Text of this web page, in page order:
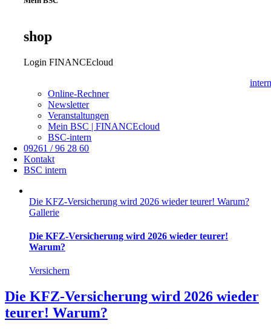
shop
Login FINANCEcloud
intern
Online-Rechner
Newsletter
Veranstaltungen
Mein BSC | FINANCEcloud
BSC-intern
09261 / 96 28 60
Kontakt
BSC intern
Die KFZ-Versicherung wird 2026 wieder teurer! Warum?
Gallerie
Die KFZ-Versicherung wird 2026 wieder teurer!
Warum?
Versichern
Die KFZ-Versicherung wird 2026 wieder
teurer! Warum?